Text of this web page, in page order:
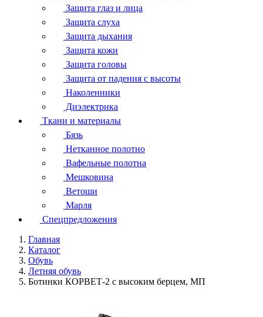
Защита глаз и лица
Защита слуха
Защита дыхания
Защита кожи
Защита головы
Защита от падения с высоты
Наколенники
Диэлектрика
Ткани и материалы
Бязь
Нетканное полотно
Вафельные полотна
Мешковина
Ветоши
Марля
Спецпредложения
Главная
Каталог
Обувь
Летняя обувь
Ботинки КОРВЕТ-2 с высоким берцем, МП